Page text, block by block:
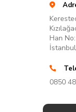
Han
0850